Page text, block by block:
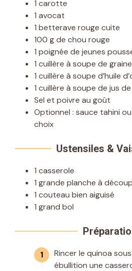
1 carotte
1 avocat
1 betterave rouge cuite
100 g de chou rouge
1 poignée de jeunes
1 cuillère à soupe de
1 cuillère à soupe d’huile
1 cuillère à soupe de jus
Sel et poivre au goût
Optionnel : sauce tahini
choix
Ustensiles &
1 casserole
1 grande planche à
1 couteau bien aiguisé
1 grand bol
Rincer le quinoa
ébullition une